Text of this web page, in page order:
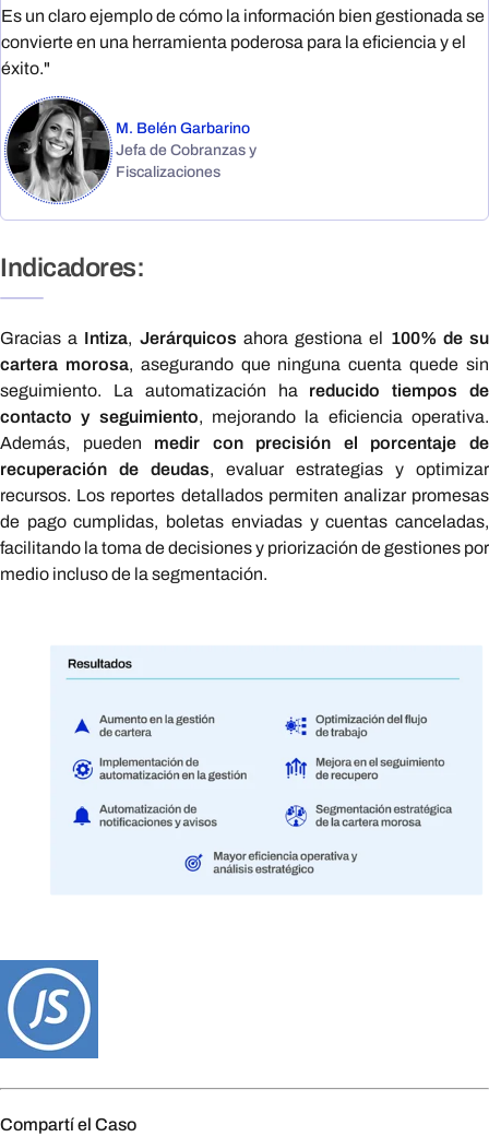
Compartí el Caso
Es un claro ejemplo de cómo la información bien gestionada se
convierte en una herramienta poderosa para la eficiencia y el
éxito."
M. Belén Garbarino
Jefa de Cobranzas y
Fiscalizaciones
Indicadores:
Gracias a Intiza, Jerárquicos ahora gestiona el 100% de su
cartera morosa, asegurando que ninguna cuenta quede sin
seguimiento. La automatización ha reducido tiempos de
contacto y seguimiento, mejorando la eficiencia operativa.
Además, pueden medir con precisión el porcentaje de
recuperación de deudas, evaluar estrategias y optimizar
recursos. Los reportes detallados permiten analizar promesas
de pago cumplidas, boletas enviadas y cuentas canceladas,
facilitando la toma de decisiones y priorización de gestiones por
medio incluso de la segmentación.